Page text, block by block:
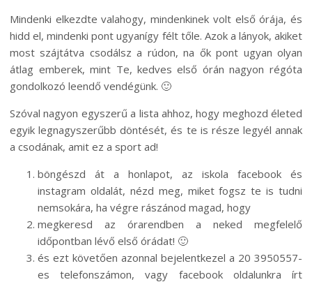
Mindenki elkezdte valahogy, mindenkinek volt első órája, és
hidd el, mindenki pont ugyanígy félt tőle. Azok a lányok, akiket
most szájtátva csodálsz a rúdon, na ők pont ugyan olyan
átlag emberek, mint Te, kedves első órán nagyon régóta
gondolkozó leendő vendégünk. 🙂
Szóval nagyon egyszerű a lista ahhoz, hogy meghozd életed
egyik legnagyszerűbb döntését, és te is része legyél annak
a csodának, amit ez a sport ad!
böngészd át a honlapot, az iskola facebook és
instagram oldalát, nézd meg, miket fogsz te is tudni
nemsokára, ha végre rászánod magad, hogy
megkeresd az órarendben a neked megfelelő
időpontban lévő első órádat! 🙂
és ezt követően azonnal bejelentkezel a 20 3950557-
es telefonszámon, vagy facebook oldalunkra írt